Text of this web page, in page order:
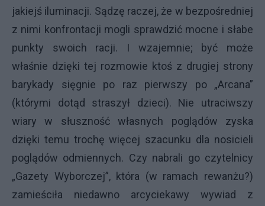
jakiejś iluminacji. Sądzę raczej, że w bezpośredniej
z nimi konfrontacji mogli sprawdzić mocne i słabe
punkty swoich racji. I wzajemnie; być może
właśnie dzięki tej rozmowie ktoś z drugiej strony
barykady sięgnie po raz pierwszy po „Arcana”
(którymi dotąd straszył dzieci). Nie utraciwszy
wiary w słuszność własnych poglądów zyska
dzięki temu trochę więcej szacunku dla nosicieli
poglądów odmiennych. Czy nabrali go czytelnicy
„Gazety Wyborczej”, która (w ramach rewanżu?)
zamieściła niedawno arcyciekawy wywiad z